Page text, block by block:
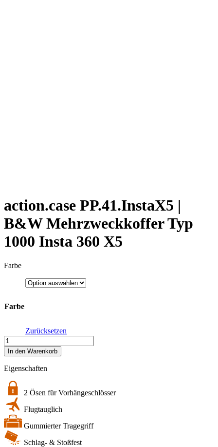
action.case PP.41.InstaX5 |
B&W Mehrzweckkoffer Typ
1000 Insta 360 X5
Farbe
Farbe
Zurücksetzen
action.case
PP.41.InstaX5
|
B&W
Mehrzweckkoffer
Typ
1000
Insta
360
X5
Menge
In den Warenkorb
Eigenschaften
2 Ösen für Vorhängeschlösser
Flugtauglich
Gummierter Tragegriff
Schlag- & Stoßfest